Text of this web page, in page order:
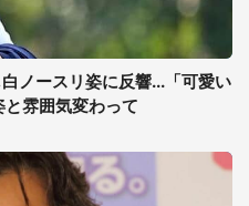
ノースリ姿に反響...「可愛い
雰囲気変わって